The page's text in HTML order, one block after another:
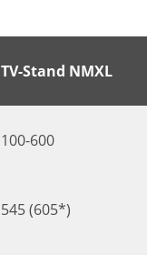
TV-Stand NMXL
100-600
545 (605*)